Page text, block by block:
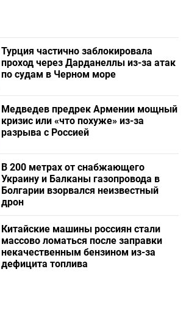
Турция частично заблокировала
проход через Дарданеллы из-за атак
по судам в Черном море
Медведев предрек Армении мощный
кризис или «что похуже» из-за
разрыва с Россией
В 200 метрах от снабжающего
Украину и Балканы газопровода в
Болгарии взорвался неизвестный
дрон
Китайские машины россиян стали
массово ломаться после заправки
некачественным бензином из-за
дефицита топлива